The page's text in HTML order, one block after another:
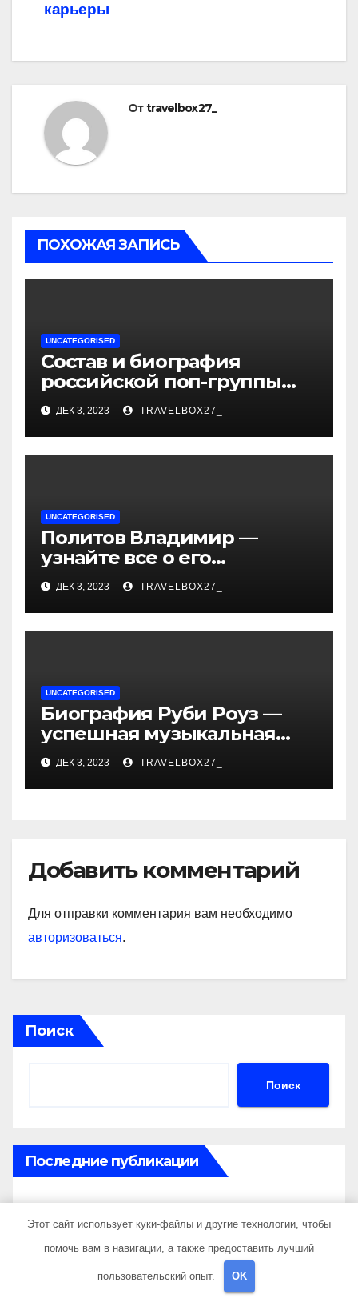
карьеры
Отtravelbox27_
ПОХОЖАЯ ЗАПИСЬ
UNCATEGORISED
Состав и биография
российской поп-группы
«Иванушки интернешнл»
— история успеха, музыка
и судьбы участников
ДЕК 3, 2023 TRAVELBOX27_
UNCATEGORISED
Политов Владимир —
узнайте все о его
биографии, возрасте и
впечатляющих
достижениях!
ДЕК 3, 2023 TRAVELBOX27_
UNCATEGORISED
Биография Руби Роуз —
успешная музыкальная
карьера, личная жизнь и
знаковые достижения
ДЕК 3, 2023 TRAVELBOX27_
Добавить комментарий
Для отправки комментария вам необходимо
авторизоваться.
Поиск
Поиск
Последние публикации
толщиной 4 и 6 мм
Клубы владельцев автомобилей ГАЗ и их
Этот сайт использует куки-файлы и другие технологии, чтобы
помочь вам в навигации, а также предоставить лучший
пользовательский опыт. OK